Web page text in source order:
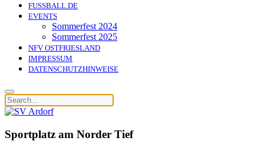
FUSSBALL.DE
EVENTS
Sommerfest 2024
Sommerfest 2025
NFV OSTFRIESLAND
IMPRESSUM
DATENSCHUTZHINWEISE
Sportplatz am Norder Tief